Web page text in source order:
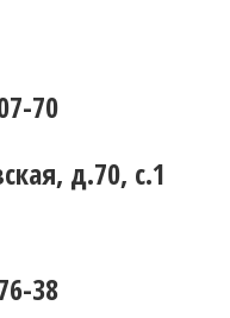
70
д.70, с.1
38